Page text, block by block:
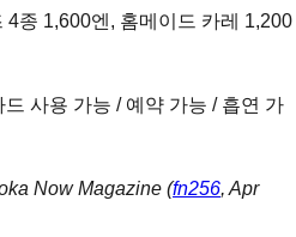
4종 1,600엔, 홈메이드 카레 1,200
사용 가능 / 예약 가능 / 흡연 가
Now Magazine (fn256, Apr